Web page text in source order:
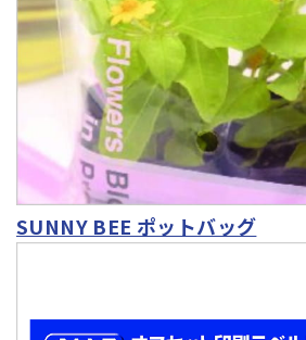
SUNNY BEE ポットバッグ